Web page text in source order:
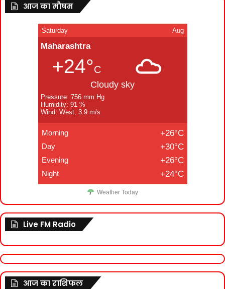
आज का मौषम
Saturday Aug
Maharashtra
+24°C
Cloudy sky
Pressure: 756 mm Hg
Humidity: 91 %
Wind: West, 3.9 m/s
Morning +26°C
Day +30°C
Evening +26°C
Night +24°C
Weather Today
Live FM Radio
आज का राशिफल